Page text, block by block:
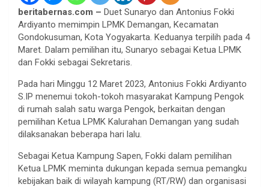
beritabernas.com – Duet Sunaryo dan Antonius Fokki
Ardiyanto memimpin LPMK Demangan, Kecamatan
Gondokusuman, Kota Yogyakarta. Keduanya terpilih pada 4
Maret. Dalam pemilihan itu, Sunaryo sebagai Ketua LPMK
dan Fokki sebagai Sekretaris.
Pada hari Minggu 12 Maret 2023, Antonius Fokki Ardiyanto
S.IP menemui tokoh-tokoh masyarakat Kampung Pengok
di rumah salah satu warga Pengok, berkaitan dengan
pemilihan Ketua LPMK Kalurahan Demangan yang sudah
dilaksanakan beberapa hari lalu.
Sebagai Ketua Kampung Sapen, Fokki dalam pemilihan
Ketua LPMK meminta dukungan kepada semua pemangku
kebijakan baik di wilayah kampung (RT/RW) dan organisasi